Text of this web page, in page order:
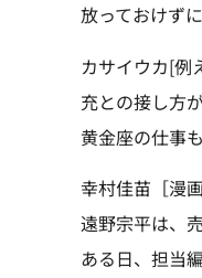
放っておけず
カサイウカ[例
充との接し方
黄金座の仕事
幸村佳苗［漫
遠野宗平は、
ある日、担当